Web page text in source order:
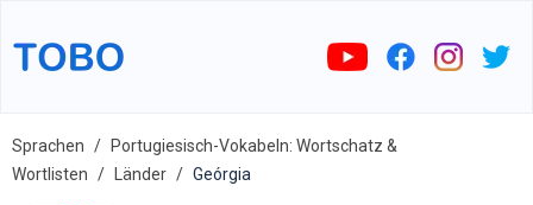
Sprachen
Portugiesisch-Vokabeln: Wortschatz &
Wortlisten
Länder Geórgia